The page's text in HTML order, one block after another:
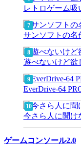
レトロゲーム吸
サンソフトの名
遊べないけど
EverDrive-64
今さら人に聞け
ゲームコンソール2.0